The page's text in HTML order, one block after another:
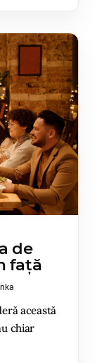
de
față
această
chiar